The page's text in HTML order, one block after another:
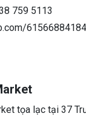
759 5113
tọa lạc tại 37